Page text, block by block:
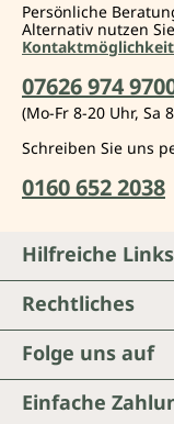
Persönliche
Alternativ nutzen
07626 974
(Mo-Fr 8-20 Uhr, Sa
Schreiben Sie uns
0160 652 2038
Folge uns auf
Einfache
Hilfreiche Links
Rechtliches